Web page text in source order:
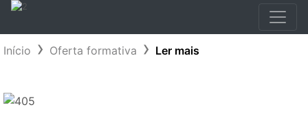
Início Oferta formativa Ler mais